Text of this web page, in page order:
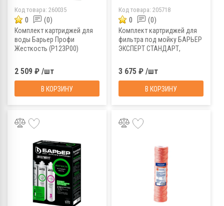
Код товара: 260035
0 (0)
Комплект картриджей для
воды Барьер Профи
Жесткость (Р123Р00)
2 509 ₽ /шт
В КОРЗИНУ
Код товара: 205718
0 (0)
Комплект картриджей для
фильтра под мойку БАРЬЕР
ЭКСПЕРТ СТАНДАРТ,
3 675 ₽ /шт
В КОРЗИНУ